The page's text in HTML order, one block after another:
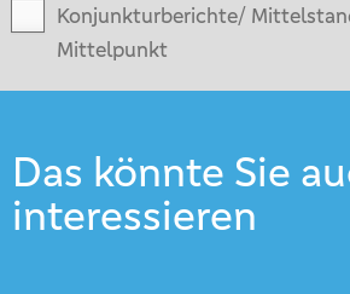
Konjunkturberichte/
Mittelpunkt
Das könnte Sie
interessieren